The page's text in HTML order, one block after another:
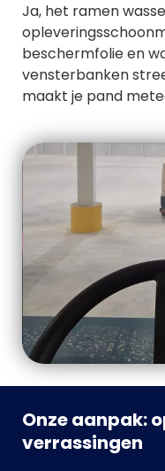
Ja, het ramen
beschermfolie en
vensterbanken
maakt je pand
Onze aanpak:
verrassingen